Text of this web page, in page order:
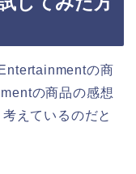
の商
の商品の感想
えているのだと